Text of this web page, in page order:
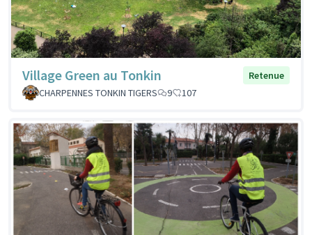
Village Green au Tonkin
Retenue
CHARPENNES TONKIN TIGERS
9 107